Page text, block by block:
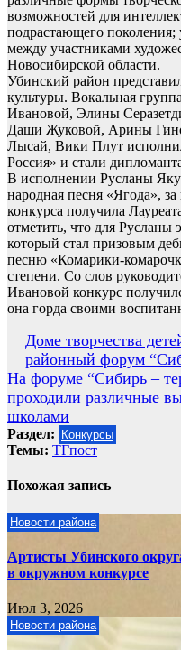
возможностей для
подрастающего поколения;
между участниками
Новосибирской области.
Убинский район
культуры. Вокальная
Ивановой, Элины
Даши Жуковой, Арины
Лысай, Вики Плут
Россия» и стали
В исполнении Русланы
народная песня «Ягода»,
конкурса получила
отметить, что для Русланы
который стал призовым
песню «Комарики-
степени. Со слов
Ивановой конкурс
она горда своими
Навигация
по
записям
Доме творчества
районный форум
На форуме “Сибирь –
проходили различные
школами
Раздел: Конкурсы
Темы: ТГпост
Похожая запись
Новости района
Артисты Убинского
в окружном конкурсе
Июл 3, 2026
Новости района